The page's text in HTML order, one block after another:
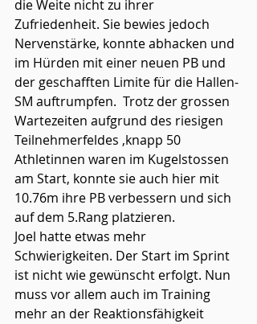
die Weite nicht zu ihrer
Zufriedenheit. Sie bewies jedoch
Nervenstärke, konnte abhacken und
im Hürden mit einer neuen PB und
der geschafften Limite für die Hallen-
SM auftrumpfen.  Trotz der grossen
Wartezeiten aufgrund des riesigen
Teilnehmerfeldes ,knapp 50
Athletinnen waren im Kugelstossen
am Start, konnte sie auch hier mit
10.76m ihre PB verbessern und sich
auf dem 5.Rang platzieren.
Joel hatte etwas mehr
Schwierigkeiten. Der Start im Sprint
ist nicht wie gewünscht erfolgt. Nun
muss vor allem auch im Training
mehr an der Reaktionsfähigkeit